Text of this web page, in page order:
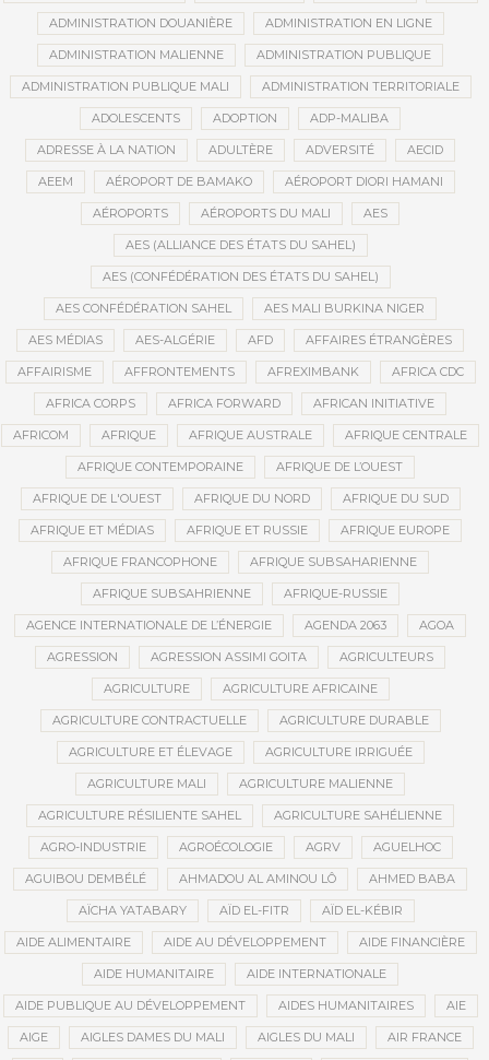
ADMINISTRATION DOUANIÈRE ADMINISTRATION EN LIGNE
ADMINISTRATION MALIENNE ADMINISTRATION PUBLIQUE
ADMINISTRATION PUBLIQUE MALI ADMINISTRATION TERRITORIALE
ADOLESCENTS ADOPTION ADP-MALIBA
ADRESSE À LA NATION ADULTÈRE ADVERSITÉ AECID
AEEM AÉROPORT DE BAMAKO AÉROPORT DIORI HAMANI
AÉROPORTS AÉROPORTS DU MALI AES
AES (ALLIANCE DES ÉTATS DU SAHEL)
AES (CONFÉDÉRATION DES ÉTATS DU SAHEL)
AES CONFÉDÉRATION SAHEL AES MALI BURKINA NIGER
AES MÉDIAS AES-ALGÉRIE AFD AFFAIRES ÉTRANGÈRES
AFFAIRISME AFFRONTEMENTS AFREXIMBANK AFRICA CDC
AFRICA CORPS AFRICA FORWARD AFRICAN INITIATIVE
AFRICOM AFRIQUE AFRIQUE AUSTRALE AFRIQUE CENTRALE
AFRIQUE CONTEMPORAINE AFRIQUE DE L’OUEST
AFRIQUE DE L'OUEST AFRIQUE DU NORD AFRIQUE DU SUD
AFRIQUE ET MÉDIAS AFRIQUE ET RUSSIE AFRIQUE EUROPE
AFRIQUE FRANCOPHONE AFRIQUE SUBSAHARIENNE
AFRIQUE SUBSAHRIENNE AFRIQUE-RUSSIE
AGENCE INTERNATIONALE DE L’ÉNERGIE AGENDA 2063 AGOA
AGRESSION AGRESSION ASSIMI GOITA AGRICULTEURS
AGRICULTURE AGRICULTURE AFRICAINE
AGRICULTURE CONTRACTUELLE AGRICULTURE DURABLE
AGRICULTURE ET ÉLEVAGE AGRICULTURE IRRIGUÉE
AGRICULTURE MALI AGRICULTURE MALIENNE
AGRICULTURE RÉSILIENTE SAHEL AGRICULTURE SAHÉLIENNE
AGRO-INDUSTRIE AGROÉCOLOGIE AGRV AGUELHOC
AGUIBOU DEMBÉLÉ AHMADOU AL AMINOU LÔ AHMED BABA
AÏCHA YATABARY AÏD EL-FITR AÏD EL-KÉBIR
AIDE ALIMENTAIRE AIDE AU DÉVELOPPEMENT AIDE FINANCIÈRE
AIDE HUMANITAIRE AIDE INTERNATIONALE
AIDE PUBLIQUE AU DÉVELOPPEMENT AIDES HUMANITAIRES AIE
AIGE AIGLES DAMES DU MALI AIGLES DU MALI AIR FRANCE